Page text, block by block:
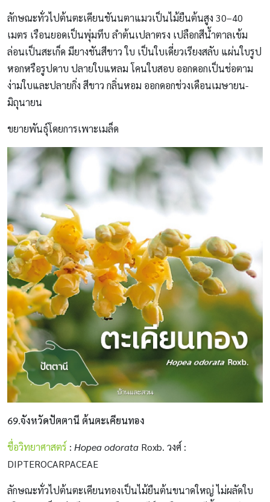
ลักษณะทั่วไปต้นตะเคียนชันนตาแมวเป็นไม้ยืนต้นสูง 30–40
เมตร เรือนยอดเป็นพุ่มทึบ ลำต้นเปลาตรง เปลือกสีน้ำตาลเข้ม
ล่อนเป็นสะเก็ด มียางชันสีขาว ใบ เป็นใบเดี่ยวเรียงสลับ แผ่นใบรูป
หอกหรือรูปดาบ ปลายใบแหลม โคนใบสอบ ออกดอกเป็นช่อตาม
ง่ามใบและปลายกิ่ง สีขาว กลิ่นหอม ออกดอกช่วงเดือนเมษายน-
มิถุนายน
ขยายพันธุ์โดยการเพาะเมล็ด
69.จังหวัดปัตตานี ต้นตะเคียนทอง
ชื่อวิทยาศาสตร์ : Hopea odorata Roxb. วงศ์ :
DIPTEROCARPACEAE
ลักษณะทั่วไปต้นตะเคียนทองเป็นไม้ยืนต้นขนาดใหญ่ ไม่ผลัดใบ